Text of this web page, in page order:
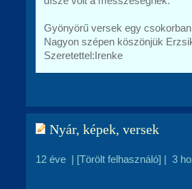
Gyönyörű versek egy
Nagyon szépen köszönjük
Szeretettel:Irenke
Nyár, képek, versek
12 éve | [Törölt felhasználó] | 3